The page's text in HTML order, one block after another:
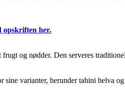
opskriften her.
og nødder. Den serveres
varianter, herunder tahini helva